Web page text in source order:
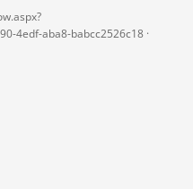
4edf-aba8-babcc2526c18 ·